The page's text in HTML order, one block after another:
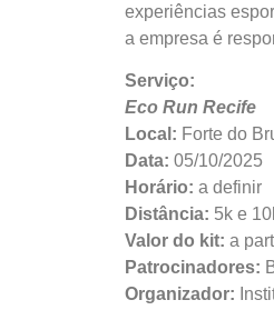
experiências
a empresa é
Serviço:
Eco Run Recife
Local: Forte do
Data: 05/10/2025
Horário: a definir
Distância: 5k e
Valor do kit: a
Patrocinadores:
Organizador: